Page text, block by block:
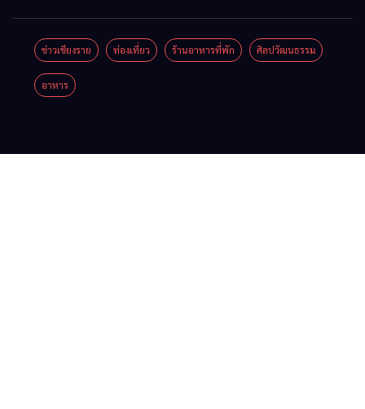
เชียงราย
เมื่อ
รวมของดี
สินค้าเด่น
Coffee
Festival
ลุ่มน้ำกก
ยื่น 5 ข้อ
ข่าวเชียงราย ท่องเที่ยว ร้านอาหารที่พัก ศิลปวัฒนธรรม
อาหาร